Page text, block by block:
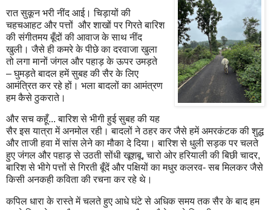
रात सुकून भरी नींद आई। चिड़ायों की
चहचआहट और पत्तों और शाखों पर गिरते बारिश
की संगीतमय बूँदों की आवाज के साथ नींद
खुली। जैसे ही कमरे के पीछे का दरवाजा खुला
तो लगा मानों जंगल और पहाड़ के ऊपर उमड़ते
– घुमड़ते बादल हमें सुबह की सैर के लिए
आमंत्रित कर रहे हों। भला बादलों का आमंत्रण
हम कैसे ठुकराते।
और सच कहूँ... बारिश से भीगी हुई सुबह की यह
सैर इस यात्रा में अनमोल रही। बादलों ने ठहर कर जैसे हमें अमरकंटक की शुद्ध
और ताजी हवा में सांस लेने का मौका दे दिया। बारिश से धुली सड़क पर चलते
हुए जंगल और पहाड़ से उठती सोंधी खूशबू, चारो ओर हरियाली की बिछी चादर,
बारिश से भीगे पत्तों से गिरती बूँदें और पक्षियों का मधुर कलरव- सब मिलकर जैसे
किसी अनकही कविता की रचना कर रहे थे।
कपिल धारा के रास्ते में चलते हुए आधे घंटे से अधिक समय तक सैर के बाद हम